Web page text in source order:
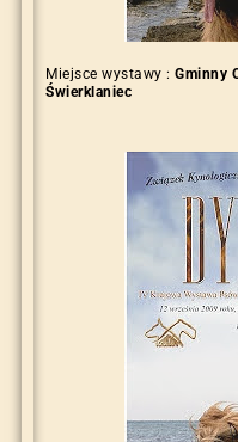
Miejsce wystawy :Gminny
Świerklaniec